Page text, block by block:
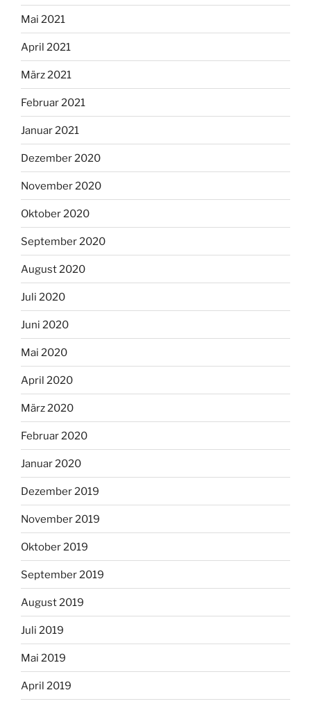
Mai 2021
April 2021
März 2021
Februar 2021
Januar 2021
Dezember 2020
November 2020
Oktober 2020
September 2020
August 2020
Juli 2020
Juni 2020
Mai 2020
April 2020
März 2020
Februar 2020
Januar 2020
Dezember 2019
November 2019
Oktober 2019
September 2019
August 2019
Juli 2019
Mai 2019
April 2019